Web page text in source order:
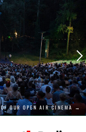
OF OUR OPEN AIR CINEMA →